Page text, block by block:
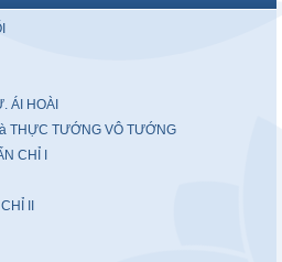
ÁI HOÀI
THỰC TƯỚNG VÔ TƯỚNG
CHỈ I
II